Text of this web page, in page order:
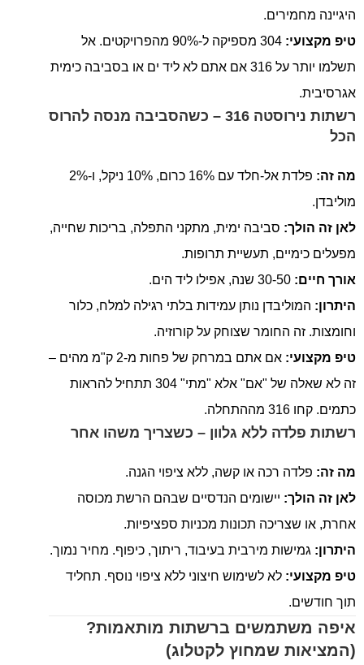
היגיינה מחמירים.
טיפ מקצועי:
304 מספיקה ל-90% מהפרויקטים. אל
תשלמו יותר על 316 אם אתם לא ליד ים או בסביבה כימית
אגרסיבית.
רשתות נירוסטה 316 – כשהסביבה מנסה להרוס
הכל
מה זה:
פלדת אל-חלד עם 16% כרום, 10% ניקל, ו-2%
מוליבדן.
לאן זה הולך: סביבה ימית, מתקני התפלה, בריכות שחייה,
מפעלים כימיים, תעשיית תרופות.
אורך חיים:
היתרון: המוליבדן נותן עמידות בלתי רגילה למלח, כלור
וחומצות. זה החומר שצוחק על קורוזיה.
טיפ מקצועי:
אם אתם במרחק של פחות מ-2 ק"מ מהים –
זה לא שאלה של "אם" אלא "מתי" 304 תתחיל להראות
כתמים. קחו 316 מההתחלה.
רשתות פלדה ללא גלוון – כשצריך משהו אחר
מה זה: פלדה רכה או קשה, ללא ציפוי הגנה.
לאן זה הולך: יישומים הנדסיים שבהם הרשת מכוסה
אחרת, או שצריכה תכונות מכניות ספציפיות.
היתרון: גמישות מירבית בעיבוד, ריתוך, כיפוף. מחיר נמוך.
טיפ מקצועי: לא לשימוש חיצוני ללא ציפוי נוסף. תחליד
תוך חודשים.
איפה משתמשים ברשתות מותאמות?
(המציאות שמחוץ לקטלוג)